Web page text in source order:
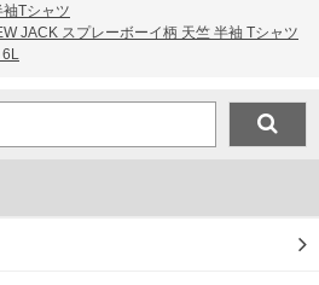
袖Tシャツ
JACK スプレーボーイ柄 天竺 半袖 Tシャツ